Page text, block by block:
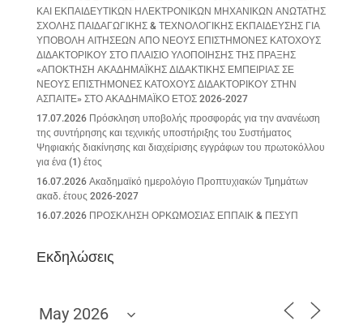
ΚΑΙ ΕΚΠΑΙΔΕΥΤΙΚΩΝ ΗΛΕΚΤΡΟΝΙΚΩΝ ΜΗΧΑΝΙΚΩΝ ΑΝΩΤΑΤΗΣ
ΣΧΟΛΗΣ ΠΑΙΔΑΓΩΓΙΚΗΣ & ΤΕΧΝΟΛΟΓΙΚΗΣ ΕΚΠΑΙΔΕΥΣΗΣ ΓΙΑ
ΥΠΟΒΟΛΗ ΑΙΤΗΣΕΩΝ ΑΠΟ ΝΕΟΥΣ ΕΠΙΣΤΗΜΟΝΕΣ ΚΑΤΟΧΟΥΣ
ΔΙΔΑΚΤΟΡΙΚΟΥ ΣΤΟ ΠΛΑΙΣΙΟ ΥΛΟΠΟΙΗΣΗΣ ΤΗΣ ΠΡΑΞΗΣ
«ΑΠΟΚΤΗΣΗ ΑΚΑΔΗΜΑΪΚΗΣ ΔΙΔΑΚΤΙΚΗΣ ΕΜΠΕΙΡΙΑΣ ΣΕ
ΝΕΟΥΣ ΕΠΙΣΤΗΜΟΝΕΣ ΚΑΤΟΧΟΥΣ ΔΙΔΑΚΤΟΡΙΚΟΥ ΣΤΗΝ
ΑΣΠΑΙΤΕ» ΣΤΟ ΑΚΑΔΗΜΑΪΚΟ ΕΤΟΣ 2026-2027
17.07.2026 Πρόσκληση υποβολής προσφοράς για την ανανέωση
της συντήρησης και τεχνικής υποστήριξης του Συστήματος
Ψηφιακής διακίνησης και διαχείρισης εγγράφων του πρωτοκόλλου
για ένα (1) έτος
16.07.2026 Ακαδημαϊκό ημερολόγιο Προπτυχιακών Τμημάτων
ακαδ. έτους 2026-2027
16.07.2026 ΠΡΟΣΚΛΗΣΗ ΟΡΚΩΜΟΣΙΑΣ ΕΠΠΑΙΚ & ΠΕΣΥΠ
Εκδηλώσεις